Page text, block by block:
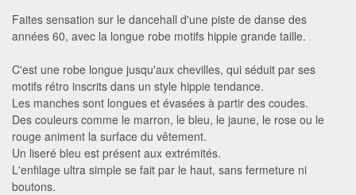
Faites sensation sur le dancehall d'une piste de danse des
années 60, avec la longue robe motifs hippie grande taille.
C'est une robe longue jusqu'aux chevilles, qui séduit par ses
motifs rétro inscrits dans un style hippie tendance.
Les manches sont longues et évasées à partir des coudes.
Des couleurs comme le marron, le bleu, le jaune, le rose ou le
rouge animent la surface du vêtement.
Un liseré bleu est présent aux extrémités.
L'enfilage ultra simple se fait par le haut, sans fermeture ni
boutons.